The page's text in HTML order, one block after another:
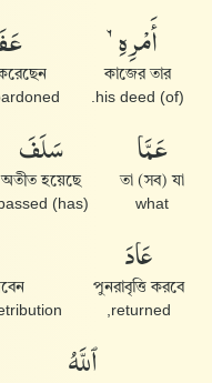
أَمْرِهِۦ
কাজের তার
(of) his deed.
عَمَّا
তা (সব) যা
what
سَلَفَ
অতীত হয়েছে
(has) passed,
عَادَ
পুনরাবৃত্তি করবে
returned,
ٱللَّهُ